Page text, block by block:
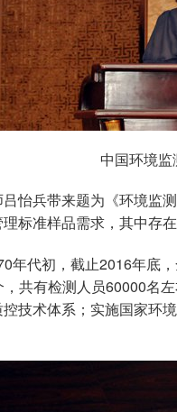
中国环境监
怡兵带来题为《环境监
标准样品需求，其中存
代初，截止2016年底
共有检测人员60000名
技术体系；实施国家环